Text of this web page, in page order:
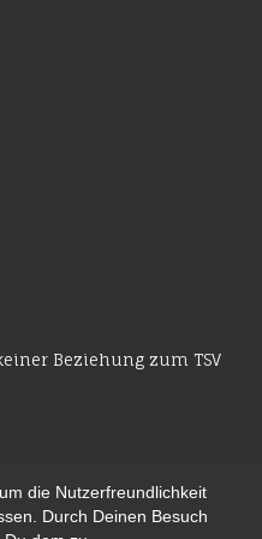
die Nutzerfreundlichkeit
Durch Deinen Besuch
Beziehung zum TSV